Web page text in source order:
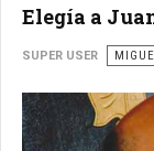
Elegía a
SUPER USER